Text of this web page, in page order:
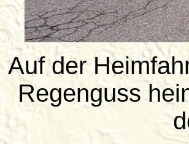
Auf der
Regenguss